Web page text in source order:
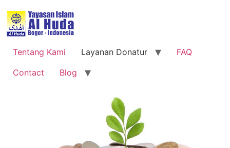
Tentang Kami Layanan Donatur
FAQ
Contact
Blog